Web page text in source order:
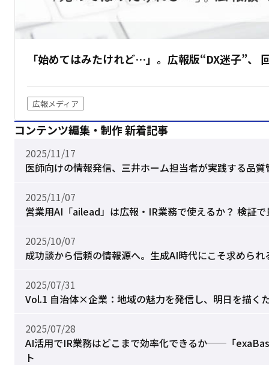
「始めてはみたけれど…」。広報版“DX迷子”、
広報メディア
コンテンツ編集・制作 新着記事
2025/11/17
医師向けの情報発信、三井ホーム担当者が実践する品質
2025/11/07
営業用AI「ailead」は広報・IR業務で使えるか？ 検証
2025/10/07
成功談から信頼の情報源へ。生成AI時代にこそ求めら
2025/07/31
Vol.1 自治体×企業：地域の魅力を発信し、明日を描く
2025/07/28
AI活用でIR業務はどこまで効率化できるか──「
ト